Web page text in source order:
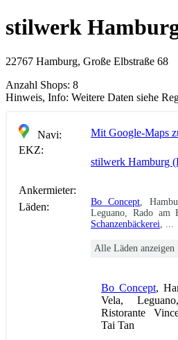
stilwerk
22767 Hamburg, Große Elbstraße 68
Anzahl Shops: 8
Hinweis, Info: Weitere Daten siehe
Navi:
Mit Google-Maps
EKZ:
stilwerk Hamburg
Ankermieter:
Läden:
Bo Concept ,
Leguano, Rado am
Schanzenbäckerei
Alle Läden anzeigen
Bo Concept,
Vela,
Ristorante
Tai Tan